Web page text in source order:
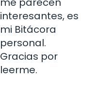
interesantes, es
mi Bitácora
personal.
Gracias por
leerme.